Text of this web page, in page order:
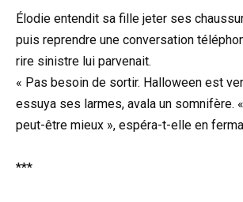
Élodie entendit sa fille jeter ses
puis reprendre une conversation
rire sinistre lui parvenait.
« Pas besoin de sortir. Halloween est
essuya ses larmes, avala un somnifère.
peut-être mieux », espéra-t-elle en
***